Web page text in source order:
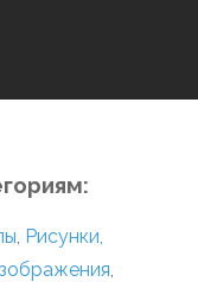
, Рисунки,
,